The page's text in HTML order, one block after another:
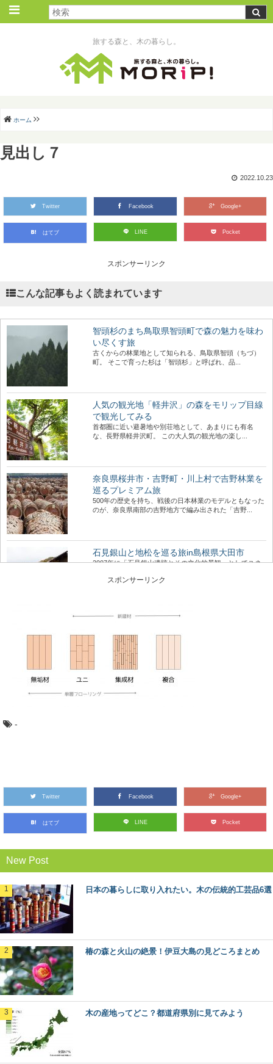
旅する森と、木の暮らし。
ホーム
見出し７
2022.10.23
Twitter Facebook Google+
はてブ LINE Pocket
スポンサーリンク
こんな記事もよく読まれています
智頭杉のまち鳥取県智頭町で森の魅力を味わ
い尽くす旅
古くからの林業地として知られる、鳥取県智頭（ちづ）
町。 そこで育った杉は「智頭杉」と呼ばれ、品...
人気の観光地「軽井沢」の森をモリップ目線
で観光してみる
首都圏に近い避暑地や別荘地として、あまりにも有名
な、長野県軽井沢町。 この大人気の観光地の楽し...
奈良県桜井市・吉野町・川上村で吉野林業を
巡るプレミアム旅
500年の歴史を持ち、戦後の日本林業のモデルともなった
のが、奈良県南部の吉野地方で編み出された「吉野...
石見銀山と地松を巡る旅in島根県大田市
2007年に「石見銀山遺跡とその文化的景観」としてユネ
方いろいろ
日本でもっとも多く植林されていて、木材として、とて
も身近な木、スギ。 じつは木材だけでなく、そ...
ーとは？
近年、全国に増えている森林セラピー®基地。 森林をフ
ィールドにして、日常から離れてリフレッシュ...
日本最古の人工林「歴史の証人」下多古村有
ーズ。 今回は、日本の広葉樹の代表格とも言える「...
目的とは
東京オリンピックやエシカル消費のシーンで話題になっ
スポンサーリンク
-
Twitter Facebook Google+
はてブ LINE Pocket
New Post
日本の暮らしに取り入れたい。木の伝統的工芸品6選
椿の森と火山の絶景！伊豆大島の見どころまとめ
木の産地ってどこ？都道府県別に見てみよう